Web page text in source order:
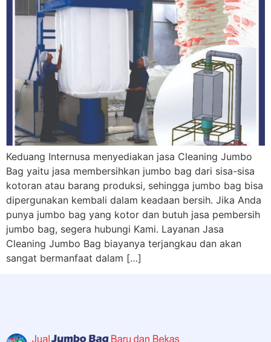
Keduang Internusa menyediakan jasa Cleaning Jumbo
Bag yaitu jasa membersihkan jumbo bag dari sisa-sisa
kotoran atau barang produksi, sehingga jumbo bag bisa
dipergunakan kembali dalam keadaan bersih. Jika Anda
punya jumbo bag yang kotor dan butuh jasa pembersih
jumbo bag, segera hubungi Kami. Layanan Jasa
Cleaning Jumbo Bag biayanya terjangkau dan akan
sangat bermanfaat dalam […]